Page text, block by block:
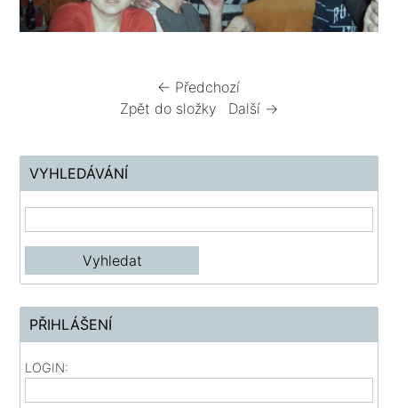
← Předchozí
Zpět do složky
Další →
VYHLEDÁVÁNÍ
PŘIHLÁŠENÍ
LOGIN: